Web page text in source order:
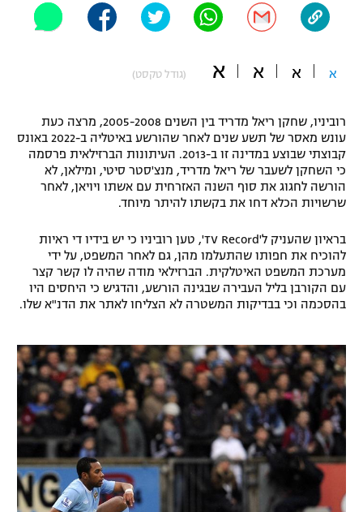
"מחצית בשכונה" – פודקאסט
משתתפים וזוכים בפרסים
תקנון משתתפים וזוכים בפרסים
תקנון עבור פעילות אלקטרה
תקנון עבור פעילות ספורט 1 – "מרלן"
טניס
גיימינג E-Sports
תנאי שימוש
מדיניות פרטיות
תקנון פעילות ספורט 1
רשיון להקרנה פומבית לבית עסק
הצטרפות לחבילת הערוצים
לוח דרושים – ג'ובנט
תגיות
אופניים
ספורט מוטורי
פוטבול אמריקאי NFL
בייסבול MLB
אומנויות לחימה
גיימינג E-Sports
א א א א (גודל טקסט)
רוביניו, שחקן ריאל מדריד בין השנים 2005-2008, מרצה כעת
עונש מאסר של תשע שנים לאחר שהורשע באיטליה ב-2022 באונס
קבוצתי שבוצע במדינה זו ב-2013. העיתונות הברזילאית פרסמה
כי השחקן לשעבר של ריאל מדריד, מנצ'סטר סיטי, ומילאן, לא
הורשה לחגוג את סוף השנה האזרחית עם אשתו ויויאן, לאחר
שרשויות הכלא דחו את בקשתו להיתר מיוחד.
בראיון שהעניק ל'TV Record', טען רוביניו כי יש בידיו די ראיות
להוכיח את חפותו שהתעלמו מהן, גם לאחר המשפט, על ידי
מערכת המשפט האיטלקית. הברזילאי מודה שהיה לו קשר קצר
עם הקורבן בליל העבירה שבגינה הורשע, והדגיש כי היחסים היו
בהסכמה וכי בבדיקות המשטרה לא הצליחו לאתר את הדנ"א שלו.